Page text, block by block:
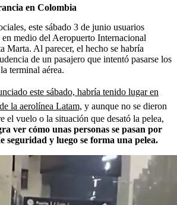
en Colombia
este sábado 3 de junio usuarios
medio del Aeropuerto Internacional
Marta. Al parecer, el hecho se habría
de un pasajero que intentó pasarse los
terminal aérea.
este sábado, habría tenido lugar en
la aerolínea Latam, y aunque no se dieron
el vuelo o la situación que desató la pelea,
ver cómo unas personas se pasan por
seguridad y luego se forma una pelea.